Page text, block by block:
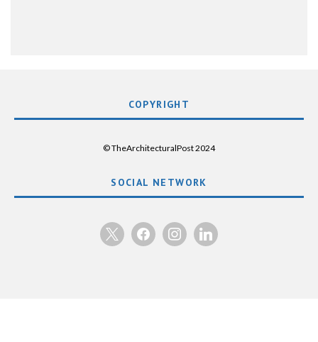
COPYRIGHT
© TheArchitecturalPost 2024
SOCIAL NETWORK
x facebookinstagramlinkedin